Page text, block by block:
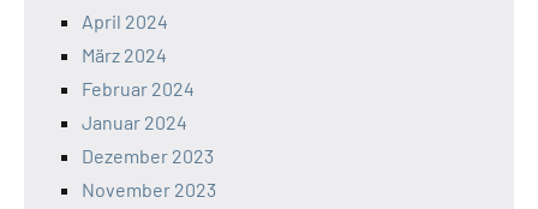
April 2024
März 2024
Februar 2024
Januar 2024
Dezember 2023
November 2023